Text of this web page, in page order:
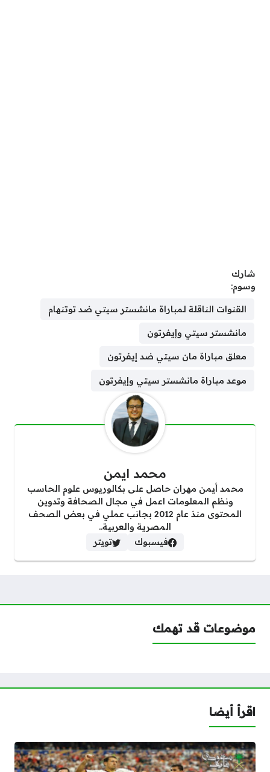
شارك
وسوم:
القنوات الناقلة لمباراة مانشستر سيتي ضد توتنهام
مانشستر سيتي وإيفرتون
معلق مباراة مان سيتي ضد إيفرتون
موعد مباراة مانشستر سيتي وإيفرتون
محمد ايمن
محمد أيمن مهران حاصل على بكالوريوس علوم الحاسب
ونظم المعلومات اعمل في مجال الصحافة وتدوين
المحتوى منذ عام 2012 بجانب عملي في بعض الصحف
المصرية والعربية..
فيسبوك
تويتر
موضوعات قد تهمك
اقرأ أيضا